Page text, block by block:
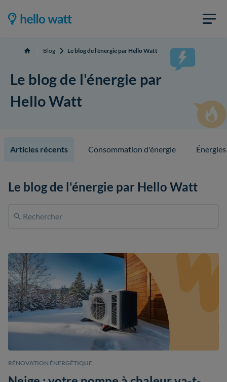
Accueil Blog Le blog de l'énergie par Hello Watt
Le blog de l'énergie par
Hello Watt
Articles récents Consommation d'énergie
Le blog de l'énergie par Hello Watt
RÉNOVATION ÉNERGÉTIQUE